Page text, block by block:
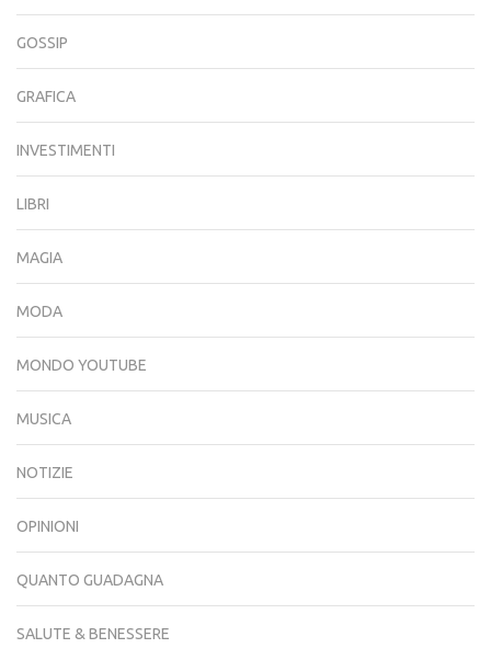
GOSSIP
GRAFICA
INVESTIMENTI
LIBRI
MAGIA
MODA
MONDO YOUTUBE
MUSICA
NOTIZIE
OPINIONI
QUANTO GUADAGNA
SALUTE & BENESSERE